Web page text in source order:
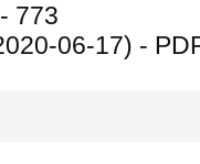
773
06-17) -